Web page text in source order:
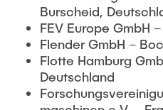
Burscheid,
FEV Europe GmbH
Flender GmbH –
Flotte Hamburg
Deutschland